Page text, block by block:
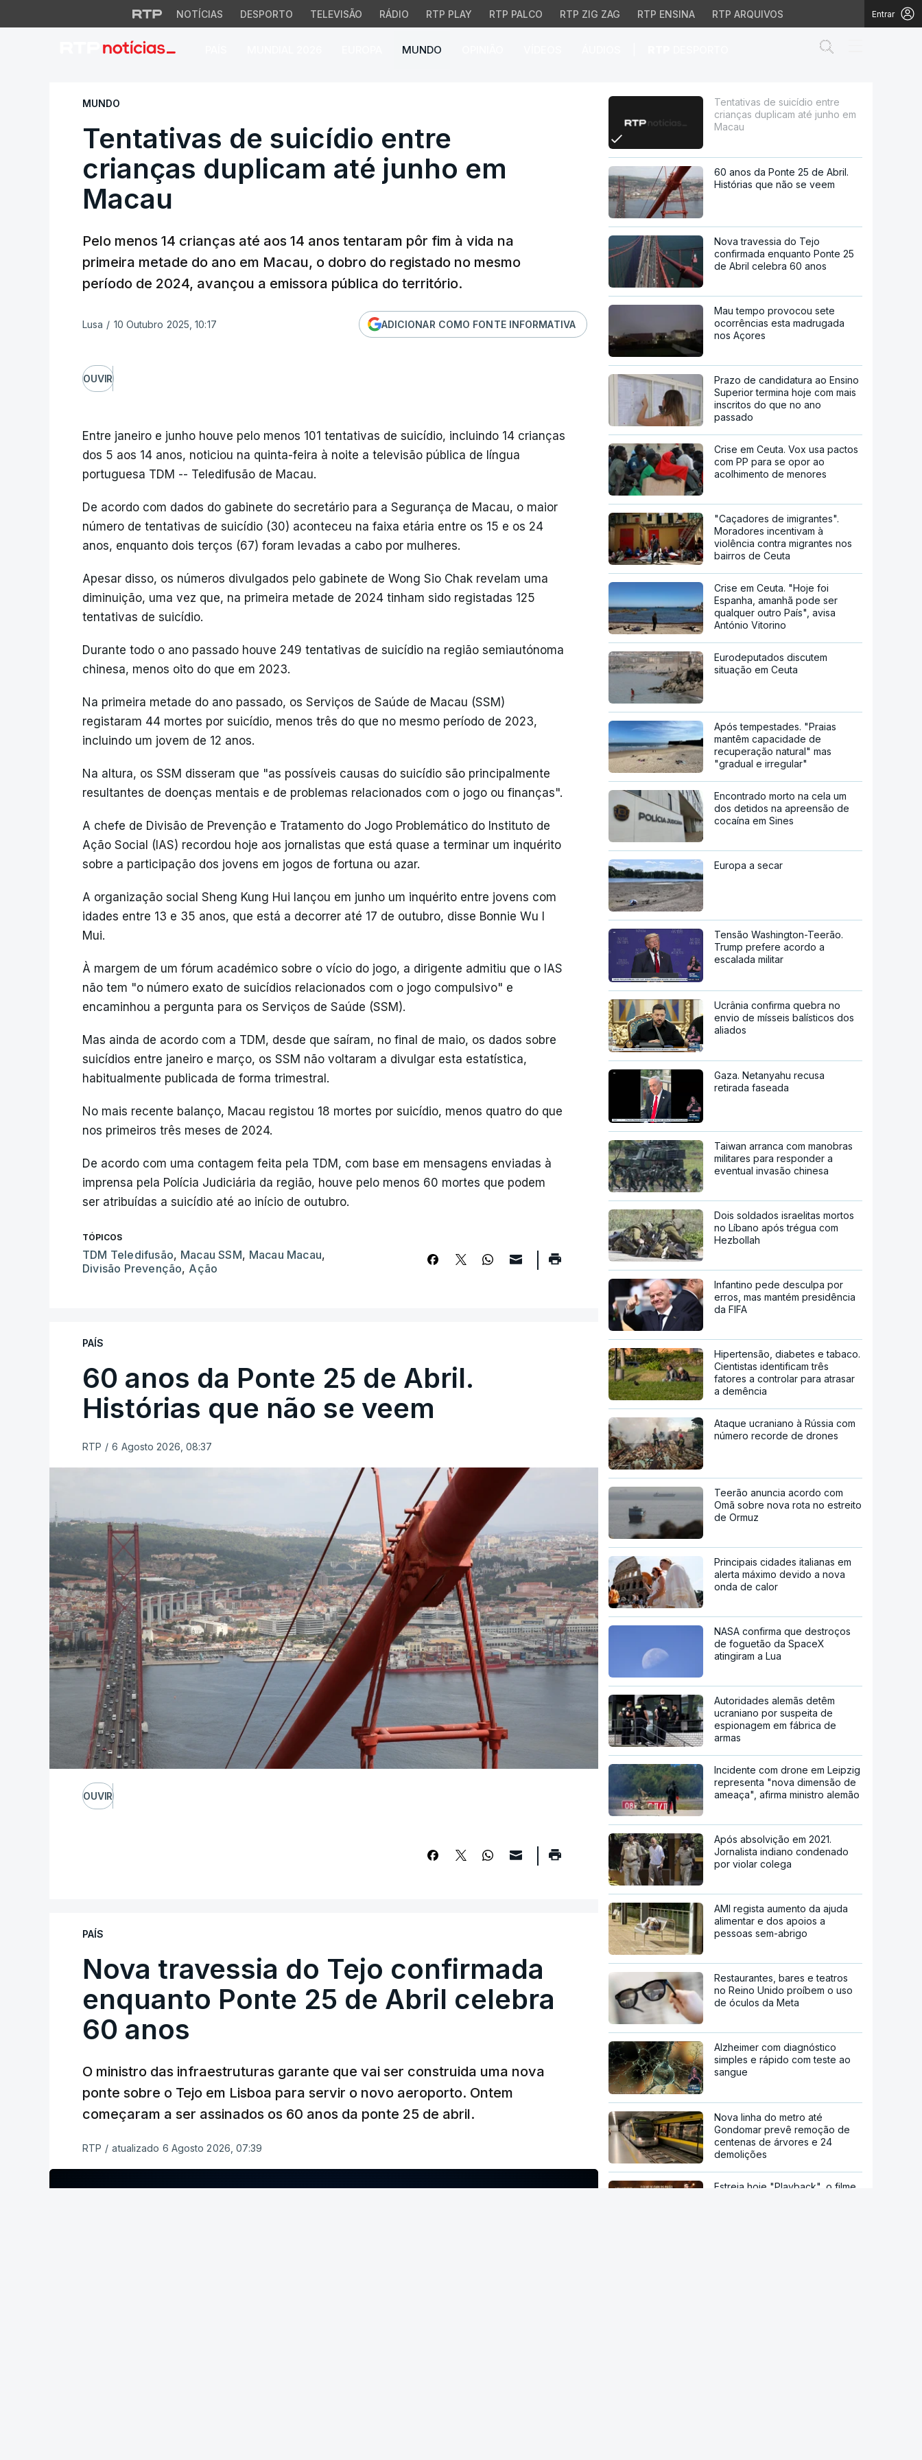
NOTÍCIAS DESPORTO TELEVISÃO RÁDIO RTP PLAY RTP PALCO RTP ZIG ZAG RTP ENSINA RTP ARQUIVOS Entrar
MUNDO
Tentativas de suicídio entre crianças duplicam até junho em
MUNDO
Tentativas de suicídio entre
crianças duplicam até junho em
Macau
Pelo menos 14 crianças até aos 14 anos tentaram pôr fim à vida na
primeira metade do ano em Macau, o dobro do registado no mesmo
período de 2024, avançou a emissora pública do território.
Lusa / 10 Outubro 2025, 10:17 ADICIONAR COMO FONTE INFORMATIVA
OUVIR
Entre janeiro e junho houve pelo menos 101 tentativas de suicídio, incluindo 14 crianças
dos 5 aos 14 anos, noticiou na quinta-feira à noite a televisão pública de língua
portuguesa TDM -- Teledifusão de Macau.
De acordo com dados do gabinete do secretário para a Segurança de Macau, o maior
número de tentativas de suicídio (30) aconteceu na faixa etária entre os 15 e os 24
anos, enquanto dois terços (67) foram levadas a cabo por mulheres.
Apesar disso, os números divulgados pelo gabinete de Wong Sio Chak revelam uma
diminuição, uma vez que, na primeira metade de 2024 tinham sido registadas 125
tentativas de suicídio.
Durante todo o ano passado houve 249 tentativas de suicídio na região semiautónoma
chinesa, menos oito do que em 2023.
Na primeira metade do ano passado, os Serviços de Saúde de Macau (SSM)
registaram 44 mortes por suicídio, menos três do que no mesmo período de 2023,
incluindo um jovem de 12 anos.
Na altura, os SSM disseram que "as possíveis causas do suicídio são principalmente
resultantes de doenças mentais e de problemas relacionados com o jogo ou finanças".
A chefe de Divisão de Prevenção e Tratamento do Jogo Problemático do Instituto de
Ação Social (IAS) recordou hoje aos jornalistas que está quase a terminar um inquérito
sobre a participação dos jovens em jogos de fortuna ou azar.
A organização social Sheng Kung Hui lançou em junho um inquérito entre jovens com
idades entre 13 e 35 anos, que está a decorrer até 17 de outubro, disse Bonnie Wu I
Mui.
À margem de um fórum académico sobre o vício do jogo, a dirigente admitiu que o IAS
não tem "o número exato de suicídios relacionados com o jogo compulsivo" e
encaminhou a pergunta para os Serviços de Saúde (SSM).
Mas ainda de acordo com a TDM, desde que saíram, no final de maio, os dados sobre
suicídios entre janeiro e março, os SSM não voltaram a divulgar esta estatística,
habitualmente publicada de forma trimestral.
No mais recente balanço, Macau registou 18 mortes por suicídio, menos quatro do que
nos primeiros três meses de 2024.
De acordo com uma contagem feita pela TDM, com base em mensagens enviadas à
imprensa pela Polícia Judiciária da região, houve pelo menos 60 mortes que podem
ser atribuídas a suicídio até ao início de outubro.
TÓPICOS
TDM Teledifusão, Macau SSM, Macau Macau,
Divisão Prevenção, Ação
PAÍS
60 anos da Ponte 25 de Abril.
Histórias que não se veem
RTP / 6 Agosto 2026, 08:37
OUVIR
PAÍS
Nova travessia do Tejo confirmada
enquanto Ponte 25 de Abril celebra
60 anos
O ministro das infraestruturas garante que vai ser construida uma nova
ponte sobre o Tejo em Lisboa para servir o novo aeroporto. Ontem
começaram a ser assinados os 60 anos da ponte 25 de abril.
RTP / atualizado 6 Agosto 2026, 07:39
Tentativas de suicídio entre
crianças duplicam até junho em
Macau
60 anos da Ponte 25 de Abril.
Histórias que não se veem
Nova travessia do Tejo
confirmada enquanto Ponte 25
de Abril celebra 60 anos
Mau tempo provocou sete
ocorrências esta madrugada
nos Açores
Prazo de candidatura ao Ensino
Superior termina hoje com mais
inscritos do que no ano
passado
Crise em Ceuta. Vox usa pactos
com PP para se opor ao
acolhimento de menores
"Caçadores de imigrantes".
Moradores incentivam à
violência contra migrantes nos
bairros de Ceuta
Crise em Ceuta. "Hoje foi
Espanha, amanhã pode ser
qualquer outro País", avisa
António Vitorino
Eurodeputados discutem
situação em Ceuta
Após tempestades. "Praias
mantêm capacidade de
recuperação natural" mas
"gradual e irregular"
Encontrado morto na cela um
dos detidos na apreensão de
cocaína em Sines
Europa a secar
Tensão Washington-Teerão.
Trump prefere acordo a
escalada militar
Ucrânia confirma quebra no
envio de mísseis balísticos dos
aliados
Gaza. Netanyahu recusa
retirada faseada
Taiwan arranca com manobras
militares para responder a
eventual invasão chinesa
Dois soldados israelitas mortos
no Líbano após trégua com
Hezbollah
Infantino pede desculpa por
erros, mas mantém presidência
da FIFA
Hipertensão, diabetes e tabaco.
Cientistas identificam três
fatores a controlar para atrasar
a demência
Ataque ucraniano à Rússia com
número recorde de drones
Teerão anuncia acordo com
Omã sobre nova rota no estreito
de Ormuz
Principais cidades italianas em
alerta máximo devido a nova
onda de calor
NASA confirma que destroços
de foguetão da SpaceX
atingiram a Lua
Autoridades alemãs detêm
ucraniano por suspeita de
espionagem em fábrica de
armas
Incidente com drone em Leipzig
representa "nova dimensão de
ameaça", afirma ministro alemão
Após absolvição em 2021.
Jornalista indiano condenado
por violar colega
AMI regista aumento da ajuda
alimentar e dos apoios a
pessoas sem-abrigo
Restaurantes, bares e teatros
no Reino Unido proíbem o uso
de óculos da Meta
Alzheimer com diagnóstico
simples e rápido com teste ao
sangue
Nova linha do metro até
Gondomar prevê remoção de
centenas de árvores e 24
demolições
Estreia hoje "Playback", o filme